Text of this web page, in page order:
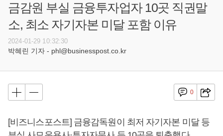
금감원 부실 금융투자업자 10곳 직권말
소, 최소 자기자본 미달 포함 이유
2024-01-29 10:32:30
박혜린 기자 - phl@businesspost.co.kr
0
[비즈니스포스트] 금융감독원이 최저 자기자본 미달 등